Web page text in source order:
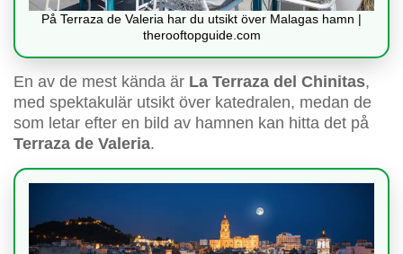
På Terraza de Valeria har du utsikt över Malagas hamn |
therooftopguide.com
En av de mest kända är La Terraza del Chinitas,
med spektakulär utsikt över katedralen, medan de
som letar efter en bild av hamnen kan hitta det på
Terraza de Valeria.